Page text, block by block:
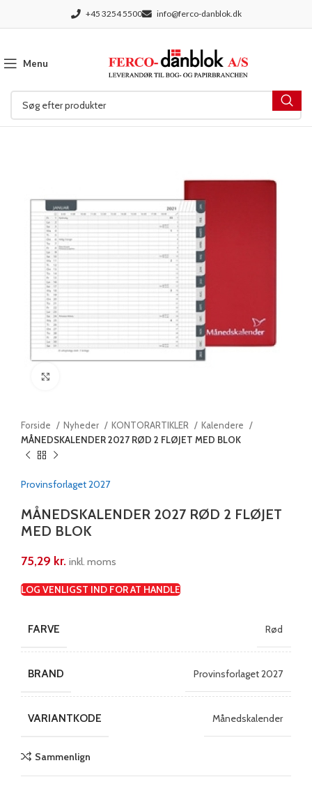
+45 3254 5500 info@ferco-danblok.dk
Menu
Forside Nyheder KONTORARTIKLER
Kalendere
MÅNEDSKALENDER 2027 RØD 2 FLØJET MED BLOK
Provinsforlaget 2027
MÅNEDSKALENDER 2027 RØD 2 FLØJET
MED BLOK
75,29 kr. inkl. moms
LOG VENLIGST IND FOR AT HANDLE
FARVE Rød
BRAND Provinsforlaget 2027
VARIANTKODE Månedskalender
Sammenlign